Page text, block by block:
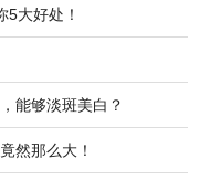
大好处！
能够淡斑美白？
然那么大！